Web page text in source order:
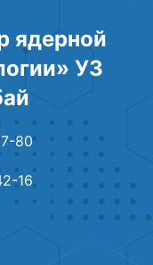
ядерной
УЗ
80
16